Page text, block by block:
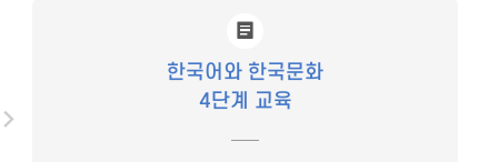
한국어와 한국문화
4단계 교육